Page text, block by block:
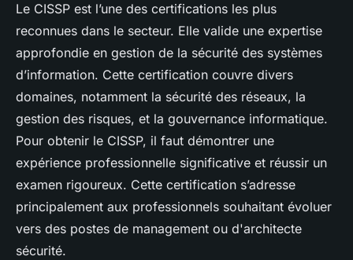
Le CISSP est l’une des certifications les plus
reconnues dans le secteur. Elle valide une expertise
approfondie en gestion de la sécurité des systèmes
d’information. Cette certification couvre divers
domaines, notamment la sécurité des réseaux, la
gestion des risques, et la gouvernance informatique.
Pour obtenir le CISSP, il faut démontrer une
expérience professionnelle significative et réussir un
examen rigoureux. Cette certification s’adresse
principalement aux professionnels souhaitant évoluer
vers des postes de management ou d'architecte
sécurité.